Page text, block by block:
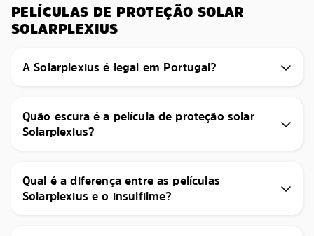
PELÍCULAS DE PROTEÇÃO SOLAR
SOLARPLEXIUS
A Solarplexius é legal em Portugal?
Quão escura é a película de proteção solar
Solarplexius?
Qual é a diferença entre as películas
Solarplexius e o insulfilme?